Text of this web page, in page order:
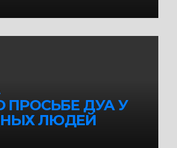
ПРОСЬБЕ ДУА У
ЛЮДЕЙ